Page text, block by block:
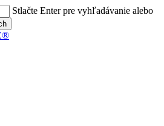
Stlačte Enter pre vyhľadávanie alebo